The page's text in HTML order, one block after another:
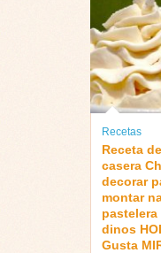
Recetas
Receta
casera
decorar
montar
pastelera
dinos
Gusta